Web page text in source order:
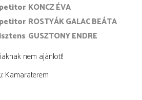
KONCZ ÉVA
ROSTYÁK GALAC BEÁTA
GUSZTONY ENDRE
nem ajánlott!
Kamaraterem